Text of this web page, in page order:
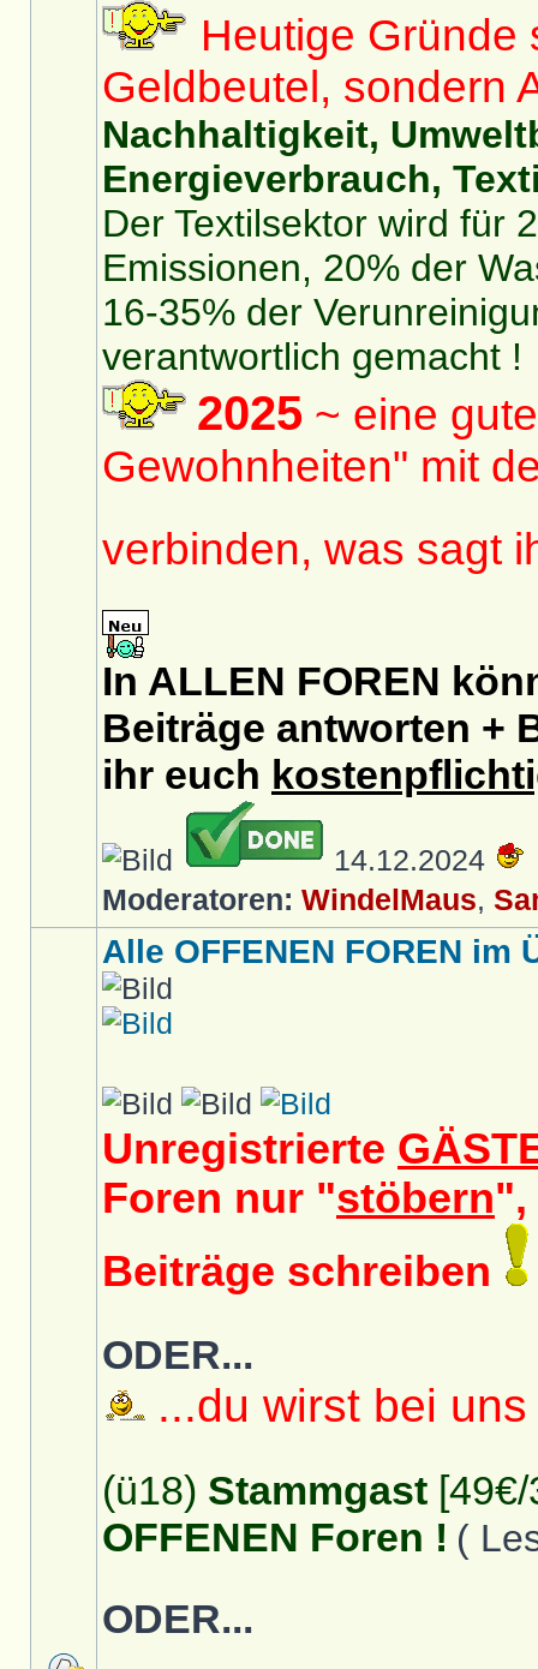
Heutige Gründe
Geldbeutel, sondern
Nachhaltigkeit,
Energieverbrauch,
Der Textilsektor wird für
Emissionen, 20% der
16-35% der
verantwortlich gemacht !
2025 ~ eine
Gewohnheiten" mit
verbinden, was sagt
In ALLEN FOREN
Beiträge antworten +
ihr euch
14.12.2024
Moderatoren: WindelMaus,
Alle OFFENEN FOREN im
Unregistrierte
Foren nur "stöbern",
Beiträge schreiben
ODER...
...du wirst bei
(ü18) Stammgast
OFFENEN Foren ! (
ODER...